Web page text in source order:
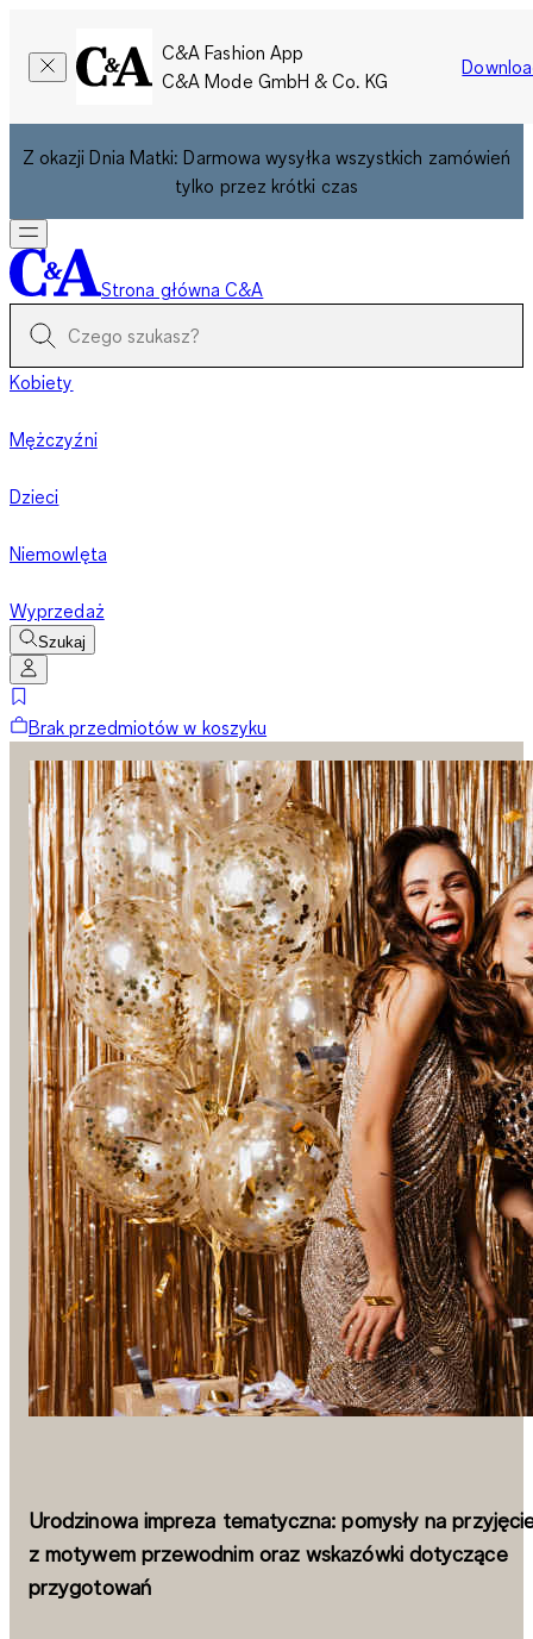
C&A Fashion App
C&A Mode GmbH & Co. KG
Z okazji Dnia Matki: Darmowa wysyłka wszystkich zamówień
tylko przez krótki czas
Strona główna C&A
Kobiety
Mężczyźni
Dzieci
Niemowlęta
Wyprzedaż
Szukaj
Brak przedmiotów w koszyku
Urodzinowa impreza tematyczna: pomysły na
z motywem przewodnim oraz wskazówki dotyczące
przygotowań